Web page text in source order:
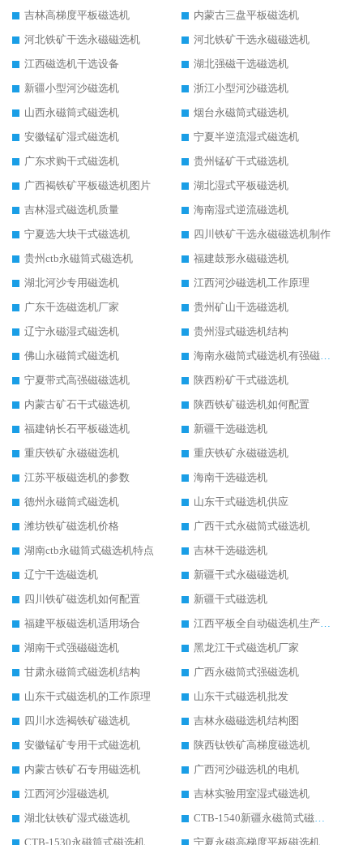
吉林高梯度平板磁选机
内蒙古三盘平板磁选机
河北铁矿干选永磁磁选机
河北铁矿干选永磁磁选机
江西磁选机干选设备
湖北强磁干选磁选机
新疆小型河沙磁选机
浙江小型河沙磁选机
山西永磁筒式磁选机
烟台永磁筒式磁选机
安徽锰矿湿式磁选机
宁夏半逆流湿式磁选机
广东求购干式磁选机
贵州锰矿干式磁选机
广西褐铁矿平板磁选机图片
湖北湿式平板磁选机
吉林湿式磁选机质量
海南湿式逆流磁选机
宁夏选大块干式磁选机
四川铁矿干选永磁磁选机制作
贵州ctb永磁筒式磁选机
福建鼓形永磁磁选机
湖北河沙专用磁选机
江西河沙磁选机工作原理
广东干选磁选机厂家
贵州矿山干选磁选机
辽宁永磁湿式磁选机
贵州湿式磁选机结构
佛山永磁筒式磁选机
海南永磁筒式磁选机有强磁的吗
宁夏带式高强磁磁选机
陕西粉矿干式磁选机
内蒙古矿石干式磁选机
陕西铁矿磁选机如何配置
福建钠长石平板磁选机
新疆干选磁选机
重庆铁矿永磁磁选机
重庆铁矿永磁磁选机
江苏平板磁选机的参数
海南干选磁选机
德州永磁筒式磁选机
山东干式磁选机供应
潍坊铁矿磁选机价格
广西干式永磁筒式磁选机
湖南ctb永磁筒式磁选机特点
吉林干选磁选机
辽宁干选磁选机
新疆干式永磁磁选机
四川铁矿磁选机如何配置
新疆干式磁选机
福建平板磁选机适用场合
江西平板全自动磁选机生产厂家
湖南干式强磁磁选机
黑龙江干式磁选机厂家
甘肃永磁筒式磁选机结构
广西永磁筒式强磁选机
山东干式磁选机的工作原理
山东干式磁选机批发
四川水选褐铁矿磁选机
吉林永磁磁选机结构图
安徽锰矿专用干式磁选机
陕西钛铁矿高梯度磁选机
内蒙古铁矿石专用磁选机
广西河沙磁选机的电机
江西河沙湿磁选机
吉林实验用室湿式磁选机
湖北钛铁矿湿式磁选机
CTB-1540新疆永磁筒式磁选机
宁夏永磁高梯度平板磁选机